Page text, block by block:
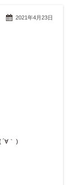
2021年4月23日
´∀｀ )